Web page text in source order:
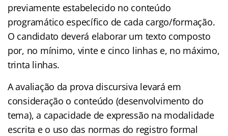
previamente estabelecido no conteúdo
programático específico de cada cargo/formação.
O candidato deverá elaborar um texto composto
por, no mínimo, vinte e cinco linhas e, no máximo,
trinta linhas.
A avaliação da prova discursiva levará em
consideração o conteúdo (desenvolvimento do
tema), a capacidade de expressão na modalidade
escrita e o uso das normas do registro formal